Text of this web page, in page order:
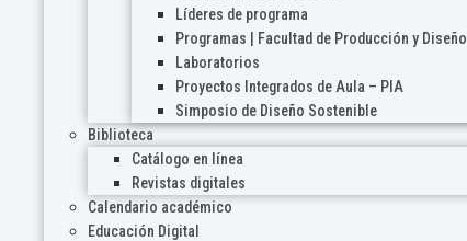
Líderes de programa
Programas | Facultad de Producción y Diseño
Laboratorios
Proyectos Integrados de Aula – PIA
Simposio de Diseño Sostenible
Biblioteca
Catálogo en línea
Revistas digitales
Calendario académico
Educación Digital